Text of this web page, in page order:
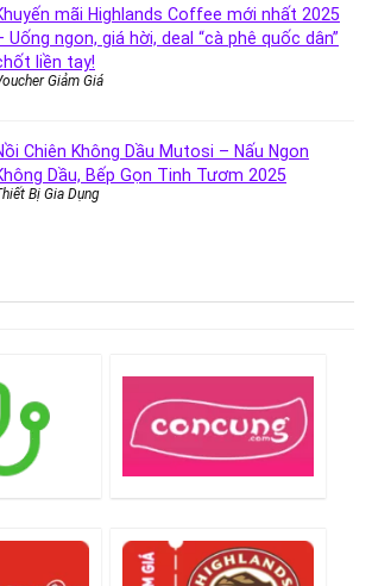
mãi Highlands Coffee mới nhất 2025
Uống ngon, giá hời, deal “cà phê quốc dân”
liền tay!
Giảm Giá
Chiên Không Dầu Mutosi – Nấu Ngon
Dầu, Bếp Gọn Tinh Tươm 2025
Bị Gia Dụng